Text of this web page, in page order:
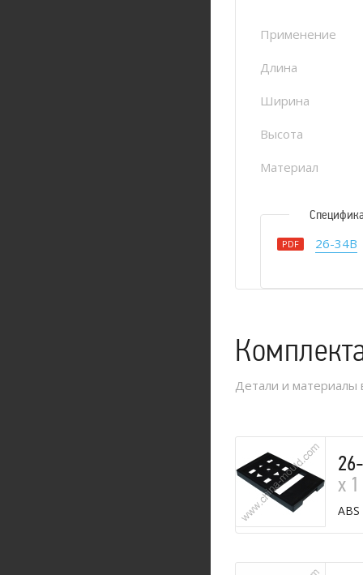
Применение
Длина
Ширина
Высота
Материал
PDF 26-34B
Детали и материалы
х
ABS